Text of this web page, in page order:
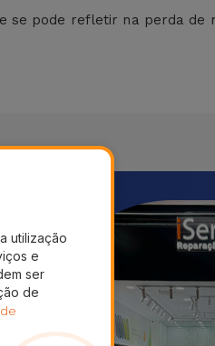
se pode refletir na perda de
utilização
e
ser
de